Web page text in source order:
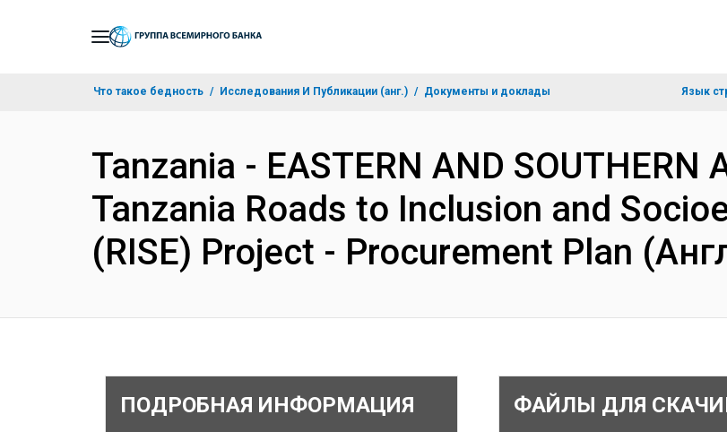
Что такое бедность Исследования И Публикации (анг.) Документы и доклады Язык
Tanzania - EASTERN AND SOUTHERN
Tanzania Roads to Inclusion and
(RISE) Project - Procurement Plan
ПОДРОБНАЯ ИНФОРМАЦИЯ ФАЙЛЫ ДЛЯ